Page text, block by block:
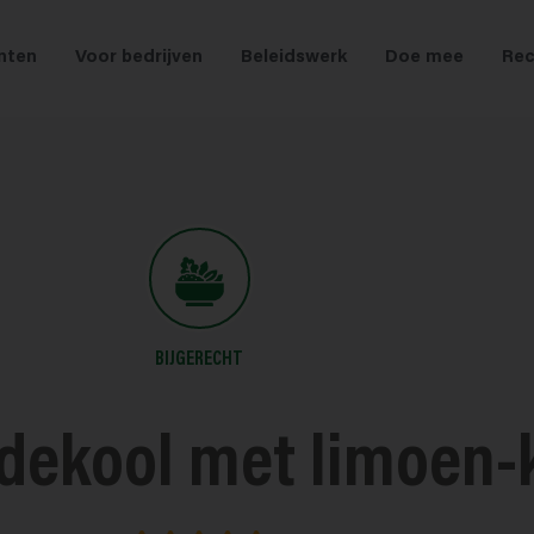
Voor bedrijven Beleidswerk Doe mee
BIJGERECHT
met